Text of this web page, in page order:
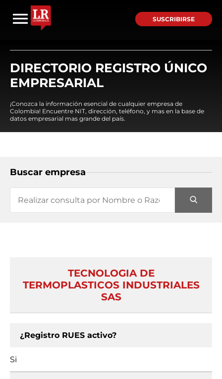
SUSCRIBIRSE
DIRECTORIO REGISTRO ÚNICO
EMPRESARIAL
¡Conozca la información esencial de cualquier empresa de
Colombia! Encuentre NIT, dirección, teléfono, y mas en la base de
datos empresarial mas grande del país.
Buscar empresa
TECNOLOGIA DE
TERMOPLASTICOS INDUSTRIALES
SAS
¿Registro RUES activo?
Si